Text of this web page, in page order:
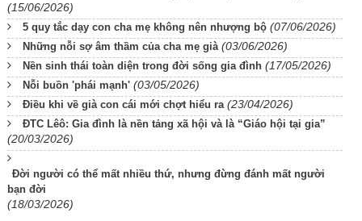
(15/06/2026)
5 quy tắc dạy con cha mẹ không nên nhượng bộ (07/06/2026)
Những nỗi sợ âm thầm của cha mẹ già (03/06/2026)
Nền sinh thái toàn diện trong đời sống gia đình (17/05/2026)
Nỗi buồn 'phái mạnh' (03/05/2026)
Điều khi về già con cái mới chợt hiểu ra (23/04/2026)
ĐTC Lêô: Gia đình là nền tảng xã hội và là “Giáo hội tại gia”
(20/03/2026)
Đời người có thể mất nhiều thứ, nhưng đừng đánh mất người
bạn đời
(18/03/2026)